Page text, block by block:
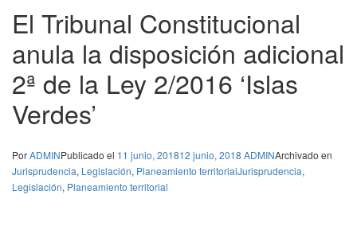
El Tribunal Constitucional
anula la disposición adicional
2ª de la Ley 2/2016 ‘Islas
Verdes’
PorADMINPublicado el 11 junio, 201812 junio, 2018 ADMINArchivado en
Jurisprudencia, Legislación, Planeamiento territorialJurisprudencia,
Legislación, Planeamiento territorial